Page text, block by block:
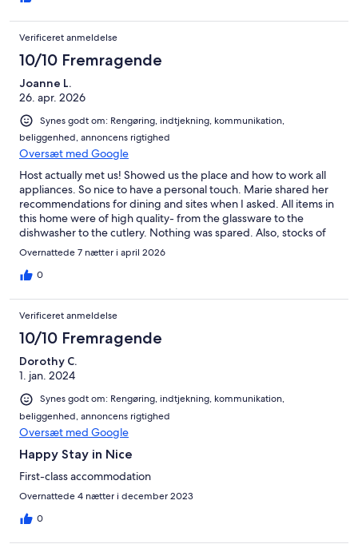
Verificeret anmeldelse
10/10 Fremragende
Joanne L.
26. apr. 2026
Synes godt om: Rengøring, indtjekning, kommunikation,
beliggenhed, annoncens rigtighed
Oversæt med Google
Host actually met us! Showed us the place and how to work all
appliances. So nice to have a personal touch. Marie shared her
recommendations for dining and sites when I asked. All items in
this home were of high quality- from the glassware to the
dishwasher to the cutlery. Nothing was spared. Also, stocks of
toilet paper, extra towels, even a full fruit basket and bottle of
Overnattede 7 nætter i april 2026
0
Verificeret anmeldelse
10/10 Fremragende
Dorothy C.
1. jan. 2024
Synes godt om: Rengøring, indtjekning, kommunikation,
beliggenhed, annoncens rigtighed
Oversæt med Google
Happy Stay in Nice
First-class accommodation
Overnattede 4 nætter i december 2023
0